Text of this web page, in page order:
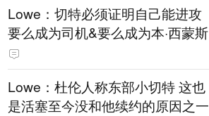
Lowe：切特必须证明自己能进攻
要么成为司机&要么成为本·西蒙斯
Lowe：杜伦人称东部小切特 这也
是活塞至今没和他续约的原因之一